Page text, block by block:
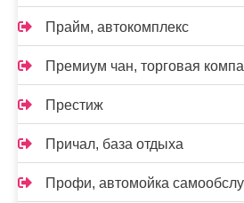
Прайм, автокомплекс
Премиум чан, торговая
Престиж
Причал, база отдыха
Профи, автомойка